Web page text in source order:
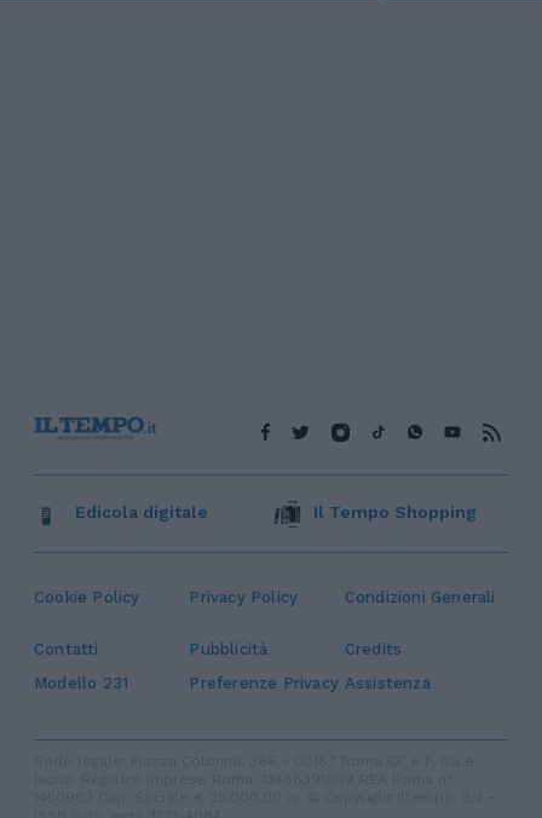
Cookie Policy Privacy Policy Condizioni Generali
Contatti Pubblicità
Credits
Modello 231
Preferenze Privacy Assistenza
Edicola digitale Il Tempo Shopping